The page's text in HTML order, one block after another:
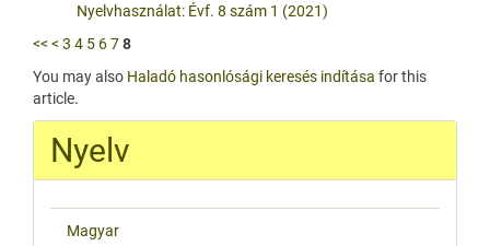
Nyelvhasználat: Évf. 8 szám 1 (2021)
<< < 3 4 5 678
You may also Haladó hasonlósági keresés indítása for this
article.
Nyelv
Magyar